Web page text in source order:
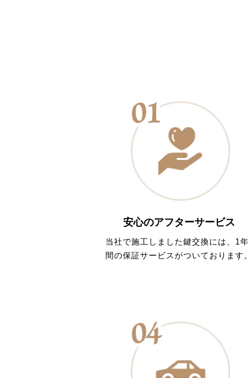
安心のアフターサービス
当社で施工しました鍵交換には、1年
間の保証サービスがついております。